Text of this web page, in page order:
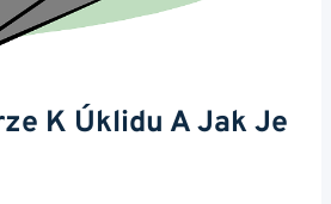
K Úklidu A Jak Je